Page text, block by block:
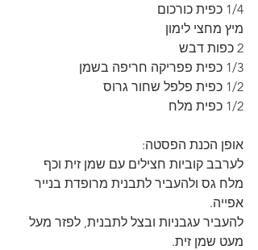
1/4 כפית כורכום
מיץ מחצי לימון
2 כפות דבש
1/3 כפית פפריקה חריפה בשמן
1/2 כפית פלפל שחור גרוס
1/2 כפית מלח
אופן הכנת הפסטה:
לערבב קוביות חצילים עם שמן זית וכף
מלח גס ולהעביר לתבנית מרופדת בנייר
אפייה.
להעביר עגבניות ובצל לתבנית, לפזר מעל
מעט שמן זית.